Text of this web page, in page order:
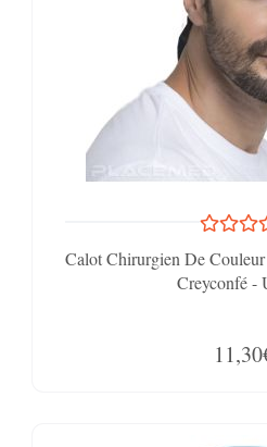
Calot Chirurgien De
Creyconfé -